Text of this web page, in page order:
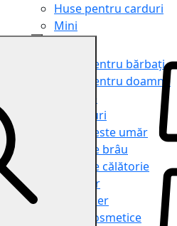
Huse pentru carduri
Mini
Genți pentru bărbați
Genți pentru doamne
Serviete
Rucsacuri
Genți peste umăr
Genți de brâu
Genți de călătorie
Shopper
Organiser
Truse cosmetice